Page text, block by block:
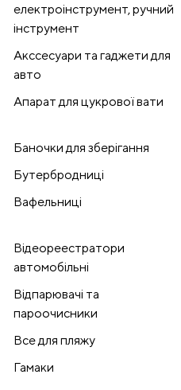
електроінструмент, ручний
інструмент
Акссесуари та гаджети для
авто
Апарат для цукрової вати
Баночки для зберігання
Бутербродниці
Вафельниці
Відеореестратори
автомобільні
Відпарювачі та
пароочисники
Все для пляжу
Гамаки